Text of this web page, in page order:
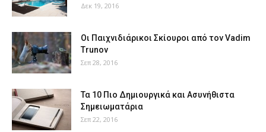
Δεκ 19, 2016
Οι Παιχνιδιάρικοι Σκίουροι από τον Vadim
Trunov
Σεπ 28, 2016
Τα 10 Πιο Δημιουργικά και Ασυνήθιστα
Σημειωματάρια
Σεπ 22, 2016